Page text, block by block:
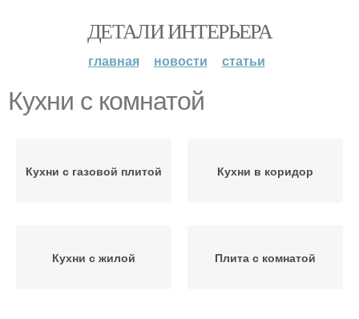
ДЕТАЛИ ИНТЕРЬЕРА
главная новости статьи
Кухни с комнатой
Кухни с газовой плитой Кухни в коридор
Кухни с жилой Плита с комнатой